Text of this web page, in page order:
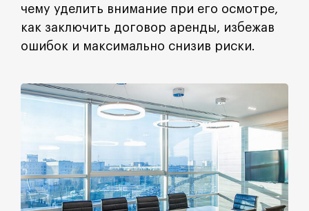
чему уделить внимание при его осмотре,
как заключить договор аренды, избежав
ошибок и максимально снизив риски.